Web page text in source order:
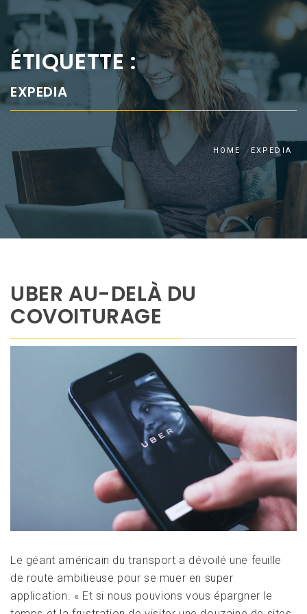
ÉTIQUETTE :
EXPEDIA
HOME EXPEDIA
UBER AU-DELÀ DU
COVOITURAGE
Le géant américain du transport a dévoilé une feuille
de route ambitieuse pour se muer en super
application. « Et si nous pouvions vous épargner le